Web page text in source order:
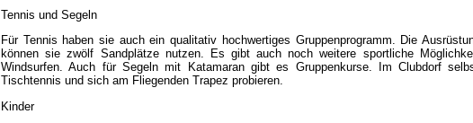
Tennis und Segeln
Für Tennis haben sie auch ein qualitativ hochwertiges Gruppenprogramm. Die
können sie zwölf Sandplätze nutzen. Es gibt auch noch weitere sportliche
Windsurfen. Auch für Segeln mit Katamaran gibt es Gruppenkurse. Im Clubdorf
Tischtennis und sich am Fliegenden Trapez probieren.
Kinder